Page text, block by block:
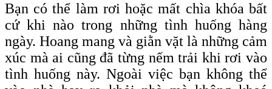
Bạn có thể làm rơi hoặc mất chìa khóabất
cứ khi nào trong những tình huống hàng
ngày. Hoang mang và giằn vặt là những cảm
xúc mà ai cũng đã từng nếm trải khi rơi vào
tình huống này. Ngoài việc bạn không thể